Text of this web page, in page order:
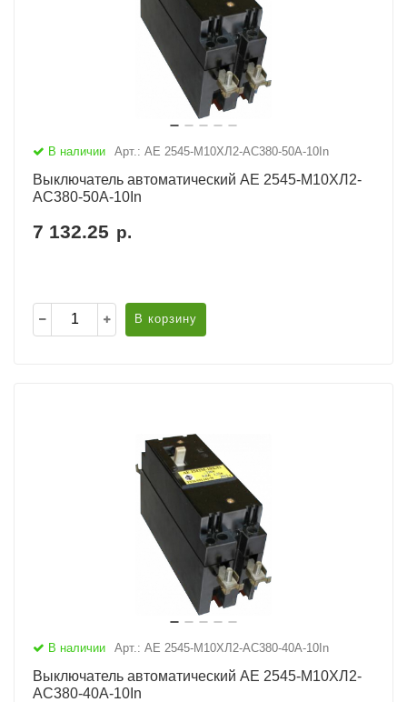
В наличии Арт.: АЕ 2545-М10ХЛ2-AC380-50А-10In
Выключатель автоматический АЕ 2545-М10ХЛ2-
AC380-50А-10In
7 132.25 р.
В корзину
В наличии Арт.: АЕ 2545-М10ХЛ2-AC380-40А-10In
Выключатель автоматический АЕ 2545-М10ХЛ2-
AC380-40А-10In